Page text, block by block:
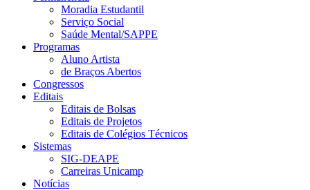
Moradia Estudantil
Serviço Social
Saúde Mental/SAPPE
Programas
Aluno Artista
de Braços Abertos
Congressos
Editais
Editais de Bolsas
Editais de Projetos
Editais de Colégios Técnicos
Sistemas
SIG-DEAPE
Carreiras Unicamp
Notícias